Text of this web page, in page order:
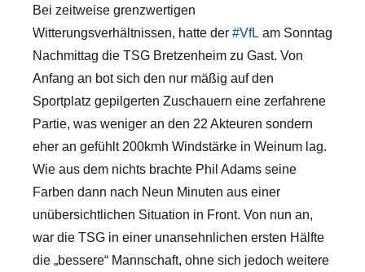
Bei zeitweise grenzwertigen
Witterungsverhältnissen, hatte der #VfL am Sonntag
Nachmittag die TSG Bretzenheim zu Gast. Von
Anfang an bot sich den nur mäßig auf den
Sportplatz gepilgerten Zuschauern eine zerfahrene
Partie, was weniger an den 22 Akteuren sondern
eher an gefühlt 200kmh Windstärke in Weinum lag.
Wie aus dem nichts brachte Phil Adams seine
Farben dann nach Neun Minuten aus einer
unübersichtlichen Situation in Front. Von nun an,
war die TSG in einer unansehnlichen ersten Hälfte
die „bessere“ Mannschaft, ohne sich jedoch weitere